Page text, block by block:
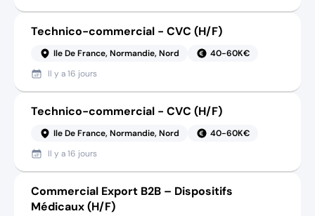
Technico-commercial - CVC (H/F)
Ile De France, Normandie, Nord
40-60K€
Il y a16 jours
Technico-commercial - CVC (H/F)
Ile De France, Normandie, Nord
40-60K€
Il y a16 jours
Commercial Export B2B – Dispositifs
Médicaux (H/F)